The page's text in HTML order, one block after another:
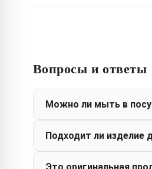
Вопросы и ответы
Можно ли мыть в
Подходит ли изделие